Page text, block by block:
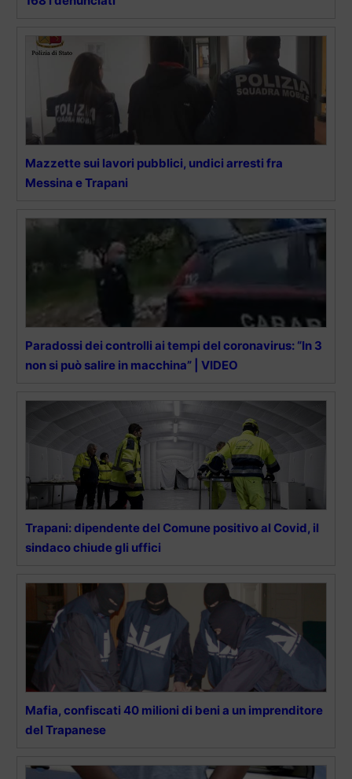
Mazzette sui lavori pubblici, undici arresti fra
Messina e Trapani
Paradossi dei controlli ai tempi del coronavirus: “In 3
non si può salire in macchina” | VIDEO
Trapani: dipendente del Comune positivo al Covid, il
sindaco chiude gli uffici
Mafia, confiscati 40 milioni di beni a un imprenditore
del Trapanese